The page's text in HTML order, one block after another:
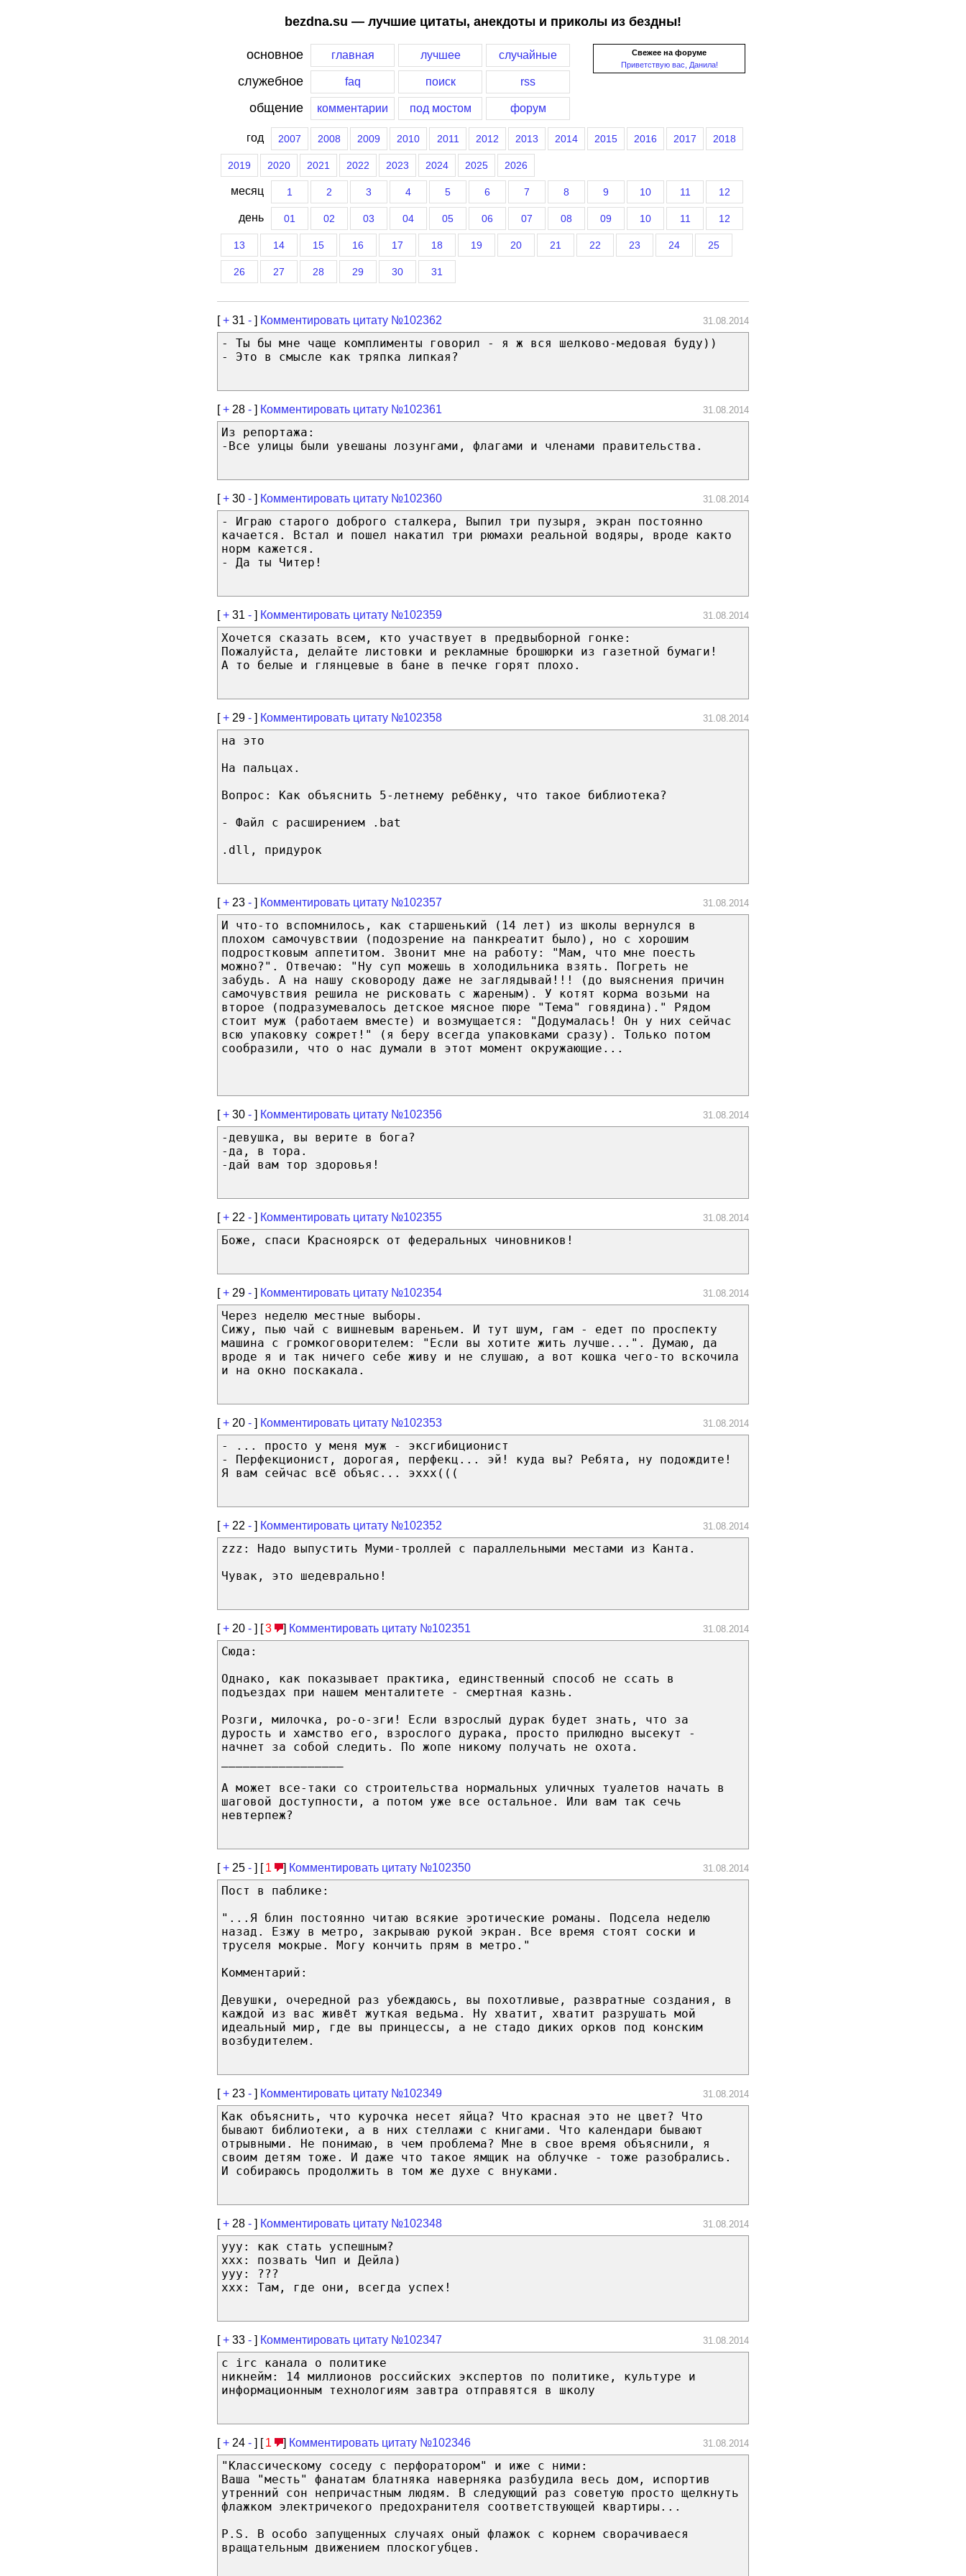
bezdna.su — лучшие цитаты, анекдоты и приколы из бездны!
Свежее на форуме
Приветствую вас, Данила!
основное главная лучшее случайные
служебное faq поиск rss
общение комментарии под мостом форум
год 2007 2008 2009 2010 2011 2012 2013 2014 2015 2016 2017 2018
2019 2020 2021 2022 2023 2024 2025 2026
месяц 1 2 3 4 5 6 7 8 9 10 11 12
день 01 02 03 04 05 06 07 08 09 10 11 12
13 14 15 16 17 18 19 20 21 22 23 24 25
26 27 28 29 30 31
[+ 31 - ] Комментировать цитату №102362 31.08.2014
- Ты бы мне чаще комплименты говорил - я ж вся шелково-медовая буду))
- Это в смысле как тряпка липкая?
[+ 28 - ] Комментировать цитату №102361 31.08.2014
Из репортажа:
-Все улицы были увешаны лозунгами, флагами и членами правительства.
[+ 30 - ] Комментировать цитату №102360 31.08.2014
- Играю старого доброго сталкера, Выпил три пузыря, экран постоянно
качается. Встал и пошел накатил три рюмахи реальной водяры, вроде както
норм кажется.
- Да ты Читер!
[+ 31 - ] Комментировать цитату №102359 31.08.2014
Хочется сказать всем, кто участвует в предвыборной гонке:
Пожалуйста, делайте листовки и рекламные брошюрки из газетной бумаги!
А то белые и глянцевые в бане в печке горят плохо.
[+ 29 - ] Комментировать цитату №102358 31.08.2014
на это
На пальцах.
Вопрос: Как объяснить 5-летнему ребёнку, что такое библиотека?
- Файл с расширением .bat
.dll, придурок
[+ 23 - ] Комментировать цитату №102357 31.08.2014
И что-то вспомнилось, как старшенький (14 лет) из школы вернулся в
плохом самочувствии (подозрение на панкреатит было), но с хорошим
подростковым аппетитом. Звонит мне на работу: "Мам, что мне поесть
можно?". Отвечаю: "Ну суп можешь в холодильника взять. Погреть не
забудь. А на нашу сковороду даже не заглядывай!!! (до выяснения причин
самочувствия решила не рисковать с жареным). У котят корма возьми на
второе (подразумевалось детское мясное пюре "Тема" говядина)." Рядом
стоит муж (работаем вместе) и возмущается: "Додумалась! Он у них сейчас
всю упаковку сожрет!" (я беру всегда упаковками сразу). Только потом
сообразили, что о нас думали в этот момент окружающие...
[+ 30 - ] Комментировать цитату №102356 31.08.2014
-девушка, вы верите в бога?
-да, в тора.
-дай вам тор здоровья!
[+ 22 - ] Комментировать цитату №102355 31.08.2014
Боже, спаси Красноярск от федеральных чиновников!
[+ 29 - ] Комментировать цитату №102354 31.08.2014
Через неделю местные выборы.
Сижу, пью чай с вишневым вареньем. И тут шум, гам - едет по проспекту
машина с громкоговорителем: "Если вы хотите жить лучше...". Думаю, да
вроде я и так ничего себе живу и не слушаю, а вот кошка чего-то вскочила
и на окно поскакала.
[+ 20 - ] Комментировать цитату №102353 31.08.2014
- ... просто у меня муж - эксгибиционист
- Перфекционист, дорогая, перфекц... эй! куда вы? Ребята, ну подождите!
Я вам сейчас всё объяс... эххх(((
[+ 22 - ] Комментировать цитату №102352 31.08.2014
zzz: Надо выпустить Муми-троллей с параллельными местами из Канта.
Чувак, это шедеврально!
[+ 20 - ] [3 ] Комментировать цитату №102351 31.08.2014
Сюда:
Однако, как показывает практика, единственный способ не ссать в
подъездах при нашем менталитете - смертная казнь.
Розги, милочка, ро-о-зги! Если взрослый дурак будет знать, что за
дурость и хамство его, взрослого дурака, просто прилюдно высекут -
начнет за собой следить. По жопе никому получать не охота.
А может все-таки со строительства нормальных уличных туалетов начать в
шаговой доступности, а потом уже все остальное. Или вам так сечь
невтерпеж?
[+ 25 - ] [ 1 ] Комментировать цитату №102350 31.08.2014
Пост в паблике:
"...Я блин постоянно читаю всякие эротические романы. Подсела неделю
назад. Езжу в метро, закрываю рукой экран. Все время стоят соски и
труселя мокрые. Могу кончить прям в метро."
Комментарий:
Девушки, очередной раз убеждаюсь, вы похотливые, развратные создания, в
каждой из вас живёт жуткая ведьма. Ну хватит, хватит разрушать мой
идеальный мир, где вы принцессы, а не стадо диких орков под конским
возбудителем.
[+ 23 - ] Комментировать цитату №102349 31.08.2014
Как объяснить, что курочка несет яйца? Что красная это не цвет? Что
бывают библиотеки, а в них стеллажи с книгами. Что календари бывают
отрывными. Не понимаю, в чем проблема? Мне в свое время объяснили, я
своим детям тоже. И даже что такое ямщик на облучке - тоже разобрались.
И собираюсь продолжить в том же духе с внуками.
[+ 28 - ] Комментировать цитату №102348 31.08.2014
yyy: как стать успешным?
xxx: позвать Чип и Дейла)
yyy: ???
xxx: Там, где они, всегда успех!
[+ 33 - ] Комментировать цитату №102347 31.08.2014
с irc канала о политике
никнейм: 14 миллионов российских экспертов по политике, культуре и
информационным технологиям завтра отправятся в школу
[+ 24 - ] [ 1 ] Комментировать цитату №102346 31.08.2014
"Классическому соседу с перфоратором" и иже с ними:
Ваша "месть" фанатам блатняка наверняка разбудила весь дом, испортив
утренний сон непричастным людям. В следующий раз советую просто щелкнуть
флажком электричекого предохранителя соответствующей квартиры...
P.S. В особо запущенных случаях оный флажок с корнем сворачиваеся
вращательным движением плоскогубцев.